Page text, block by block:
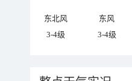
东北风 东风
3-4级
3-4级